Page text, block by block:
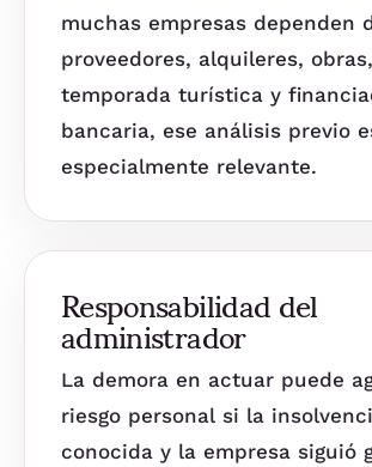
muchas empresas dependen
proveedores, alquileres, obras,
temporada turística y
bancaria, ese análisis previo
especialmente relevante.
Responsabilidad del
administrador
La demora en actuar puede
riesgo personal si la
conocida y la empresa siguió